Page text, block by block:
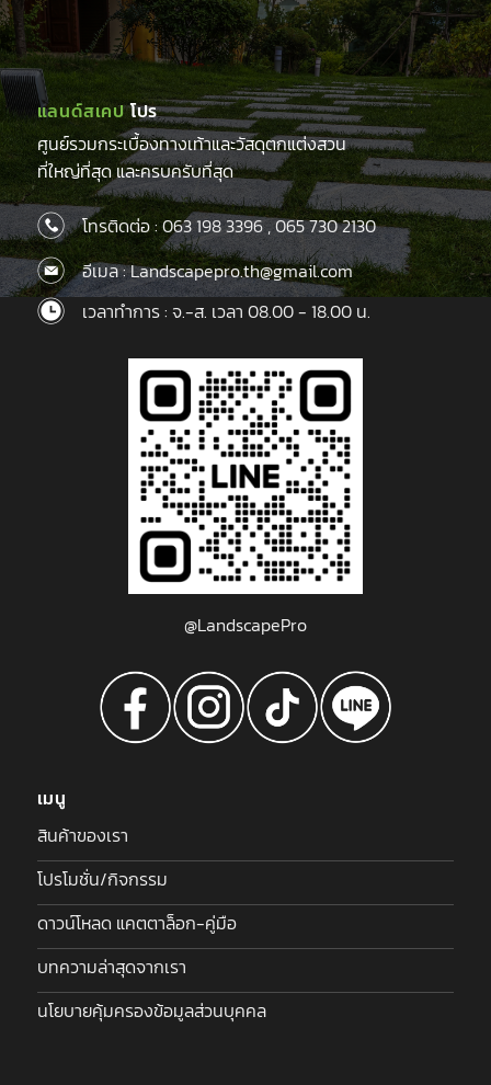
แลนด์สเคปโปร
ศูนย์รวมกระเบื้องทางเท้าและวัสดุตกแต่งสวน
ที่ใหญ่ที่สุด และครบครับที่สุด
โทรติดต่อ :063 198 3396,065 730 2130
อีเมล : Landscapepro.th@gmail.com
เวลาทำการ : จ.-ส. เวลา 08.00 - 18.00 น.
@LandscapePro
เมนู
สินค้าของเรา
โปรโมชั่น/กิจกรรม
ดาวน์โหลด แคตตาล็อก-คู่มือ
บทความล่าสุดจากเรา
นโยบายคุ้มครองข้อมูลส่วนบุคคล